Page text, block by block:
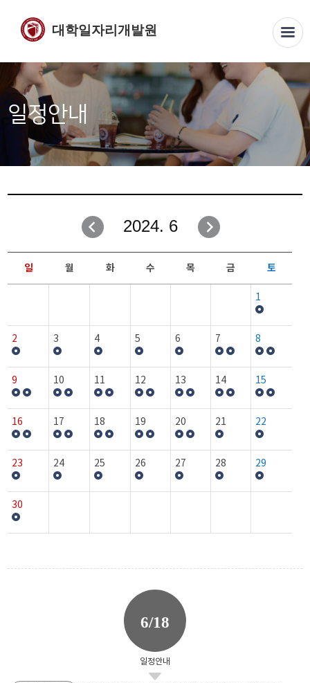
대학일자리개발원
일정안내
2024. 6
일 월 화 수 목 금 토
1
2 3 4 5 6 7 8
9 10 11 12 13 14 15
16 17 18 19 20 21 22
23 24 25 26 27 28 29
30
6/18
일정안내